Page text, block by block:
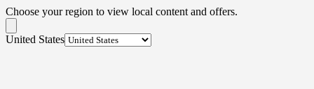
Choose your region to view local content and offers.
United States